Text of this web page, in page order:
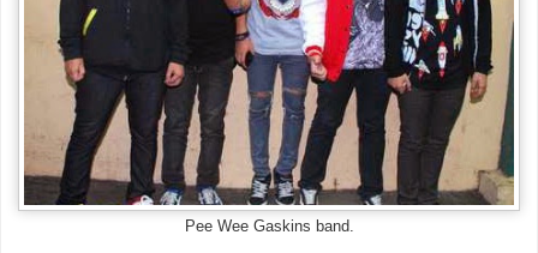
Pee Wee Gaskins band.